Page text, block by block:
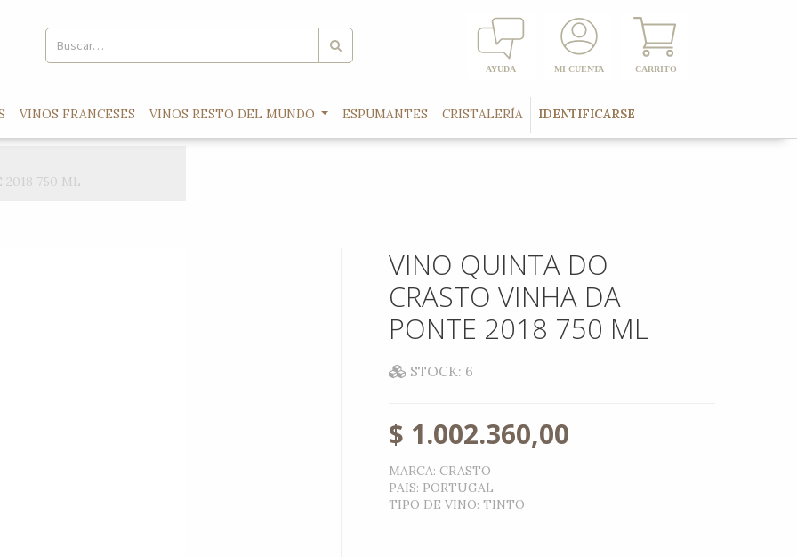
VINOS FRANCESES VINOS RESTO DEL MUNDO ESPUMANTES CRISTALERÍA IDENTIFICARSE
2018 750 ML
VINO QUINTA DO
CRASTO VINHA DA
PONTE 2018 750 ML
STOCK: 6
$ 1.002.360,00
MARCA: CRASTO
PAIS: PORTUGAL
TIPO DE VINO:TINTO